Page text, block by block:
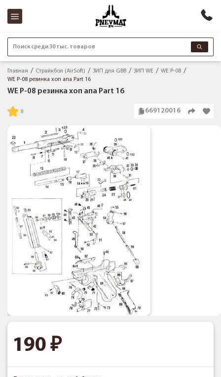
Поиск среди 30 тыс. товаров
Главная Страйкбол (AirSoft) ЗИП для GBB ЗИП WE
WE P-08
WE P-08 резинка хоп апа Part 16
WE P-08 резинка хоп апа Part 16
669120016
190